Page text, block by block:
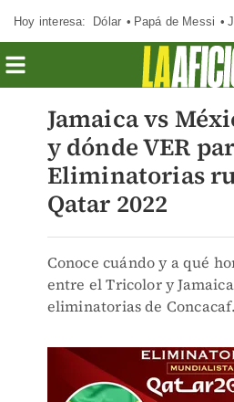
Hoy interesa: Dólar Papá de Messi
Jamaica vs
y dónde VER
Eliminatorias
Qatar 2022
Conoce cuándo y a qué
entre el Tricolor y
eliminatorias de Concacaf.